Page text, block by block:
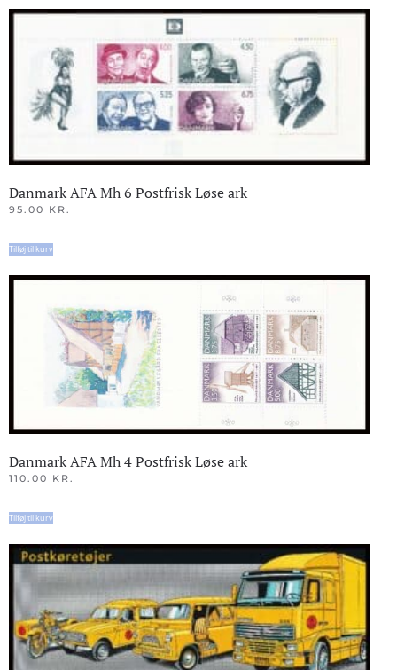
Danmark AFA Mh 6 Postfrisk Løse ark
95.00 KR.
Tilføj til kurv
Danmark AFA Mh 4 Postfrisk Løse ark
110.00 KR.
Tilføj til kurv